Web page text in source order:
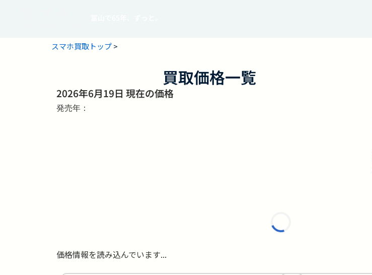
スマホ買取トップ>
買取価格一覧
2026年6月19日 現在の価格
発売年：
価格情報を読み込んでいます...